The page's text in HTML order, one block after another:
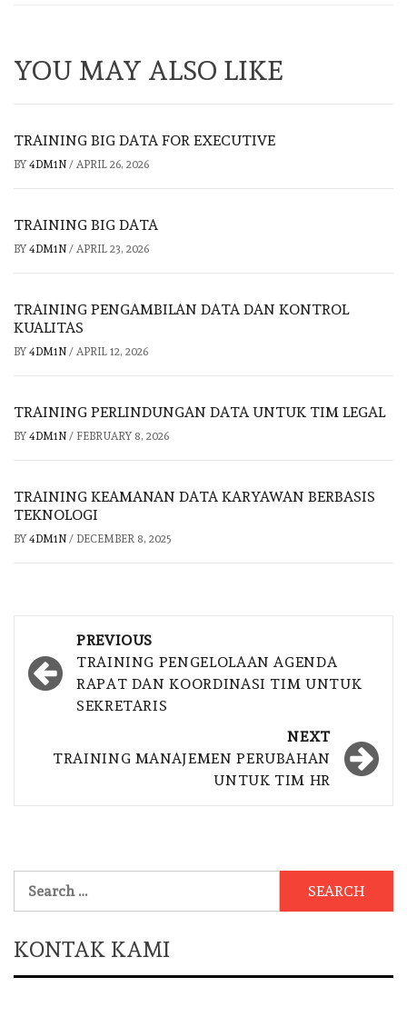
YOU MAY ALSO LIKE
TRAINING BIG DATA FOR EXECUTIVE
BY 4DM1N / APRIL 26, 2026
TRAINING BIG DATA
BY 4DM1N / APRIL 23, 2026
TRAINING PENGAMBILAN DATA DAN KONTROL
KUALITAS
BY 4DM1N / APRIL 12, 2026
TRAINING PERLINDUNGAN DATA UNTUK TIM LEGAL
BY 4DM1N / FEBRUARY 8, 2026
TRAINING KEAMANAN DATA KARYAWAN BERBASIS
TEKNOLOGI
BY 4DM1N / DECEMBER 8, 2025
navigation
PREVIOUS
TRAINING PENGELOLAAN AGENDA
RAPAT DAN KOORDINASI TIM UNTUK
SEKRETARIS
NEXT
TRAINING MANAJEMEN PERUBAHAN
UNTUK TIM HR
for:
KONTAK KAMI